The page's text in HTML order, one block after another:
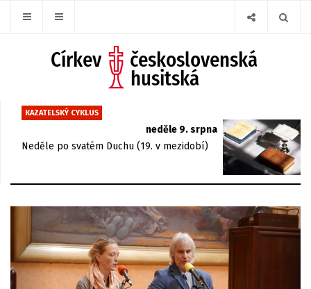
KAZATELSKÝ CYKLUS
neděle 9. srpna
Neděle po svatém Duchu (19. v mezidobí)
Previous Next